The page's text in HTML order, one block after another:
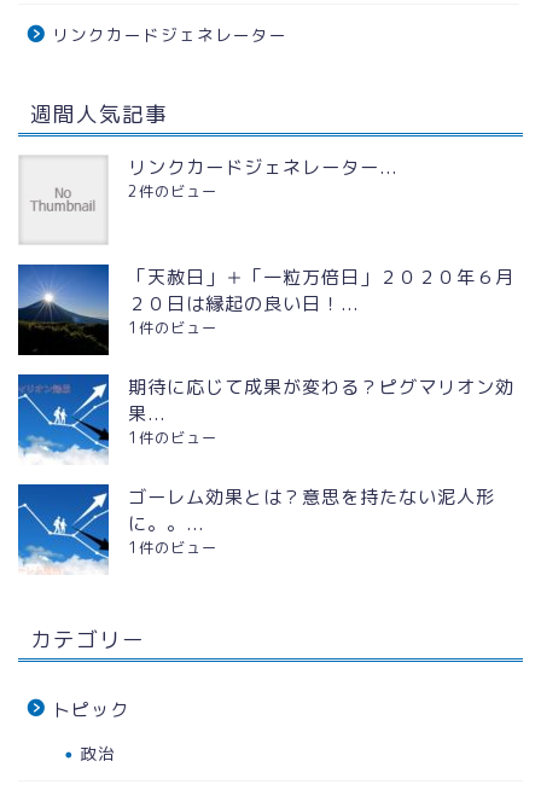
リンクカードジェネレーター
週間人気記事
リンクカードジェネレーター...
2件のビュー
「天赦日」＋「一粒万倍日」２０２０年６月
２０日は縁起の良い日！...
1件のビュー
期待に応じて成果が変わる？ピグマリオン効
果...
1件のビュー
ゴーレム効果とは？意思を持たない泥人形
に。。...
1件のビュー
カテゴリー
トピック
政治